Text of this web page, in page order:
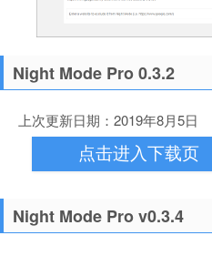
Night Mode Pro 0.3.2
上次更新日期：2019年8月5日
点击进入下载页
Night Mode Pro v0.3.4